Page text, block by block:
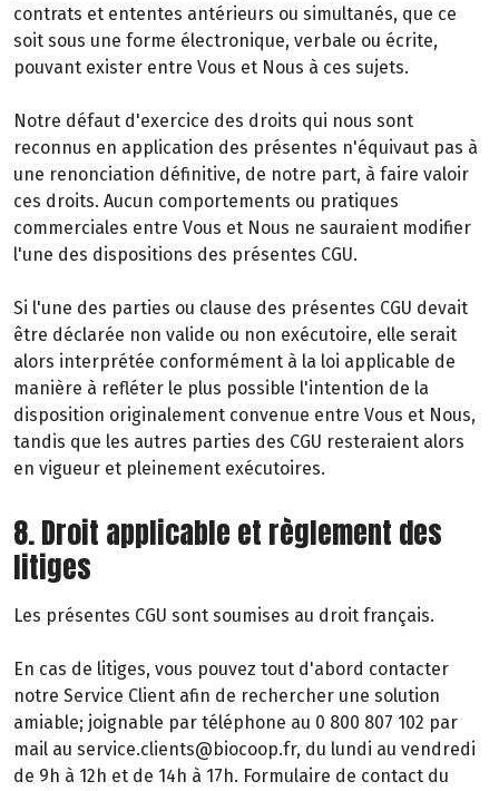
contrats et ententes antérieurs ou simultanés, que ce
soit sous une forme électronique, verbale ou écrite,
pouvant exister entre Vous et Nous à ces sujets.
Notre défaut d'exercice des droits qui nous sont
reconnus en application des présentes n'équivaut pas à
une renonciation définitive, de notre part, à faire valoir
ces droits. Aucun comportements ou pratiques
commerciales entre Vous et Nous ne sauraient modifier
l'une des dispositions des présentes CGU.
Si l'une des parties ou clause des présentes CGU devait
être déclarée non valide ou non exécutoire, elle serait
alors interprétée conformément à la loi applicable de
manière à refléter le plus possible l'intention de la
disposition originalement convenue entre Vous et Nous,
tandis que les autres parties des CGU resteraient alors
en vigueur et pleinement exécutoires.
8. Droit applicable et règlement des
litiges
Les présentes CGU sont soumises au droit français.
En cas de litiges, vous pouvez tout d'abord contacter
notre Service Client afin de rechercher une solution
amiable; joignable par téléphone au 0 800 807 102 par
mail au service.clients@biocoop.fr, du lundi au vendredi
de 9h à 12h et de 14h à 17h. Formulaire de contact du